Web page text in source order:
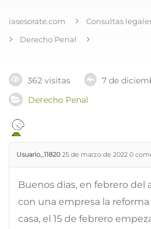
iasesorate.com
Consultas
Derecho Penal
362 visitas
7 de
Derecho Penal
Usuario_11820 25 de marzo de 2022 0
Buenos dias, en febrero del
con una empresa la
casa, el 15 de febrero